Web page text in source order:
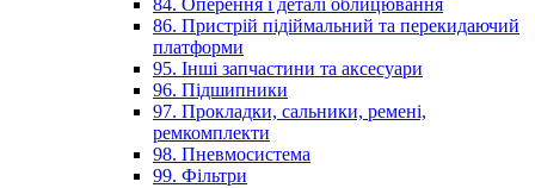
84. Оперення і деталі облицювання
86. Пристрій підіймальний та перекидаючий
платформи
95. Інші запчастини та аксесуари
96. Підшипники
97. Прокладки, сальники, ремені,
ремкомплекти
98. Пневмосистема
99. Фільтри